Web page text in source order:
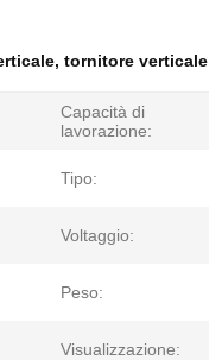
, tornitore verticale
Capacità di
lavorazione:
Tipo:
Voltaggio:
Peso:
Visualizzazione: